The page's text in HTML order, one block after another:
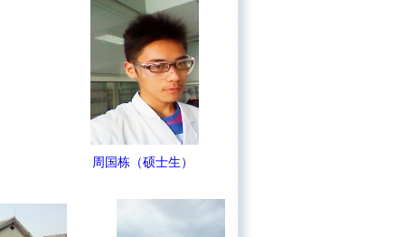
周国栋（硕士生）